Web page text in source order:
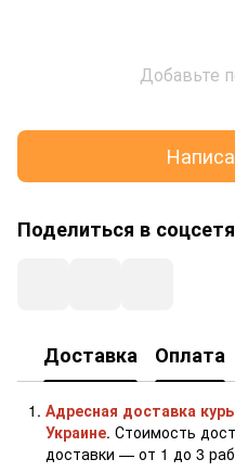
Добавьте
Поделиться в
Доставка Оплата
Адресная доставка
Украине. Стоимость
доставки — от 1 до 3